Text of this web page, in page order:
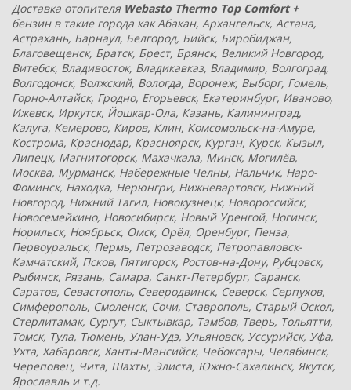
Доставка отопителя Webasto Thermo Top Comfort +
бензин в такие города как Абакан, Архангельск, Астана,
Астрахань, Барнаул, Белгород, Бийск, Биробиджан,
Благовещенск, Братск, Брест, Брянск, Великий Новгород,
Витебск, Владивосток, Владикавказ, Владимир, Волгоград,
Волгодонск, Волжский, Вологда, Воронеж, Выборг, Гомель,
Горно-Алтайск, Гродно, Егорьевск, Екатеринбург, Иваново,
Ижевск, Иркутск, Йошкар-Ола, Казань, Калининград,
Калуга, Кемерово, Киров, Клин, Комсомольск-на-Амуре,
Кострома, Краснодар, Красноярск, Курган, Курск, Кызыл,
Липецк, Магнитогорск, Махачкала, Минск, Могилёв,
Москва, Мурманск, Набережные Челны, Нальчик, Наро-
Фоминск, Находка, Нерюнгри, Нижневартовск, Нижний
Новгород, Нижний Тагил, Новокузнецк, Новороссийск,
Новосемейкино, Новосибирск, Новый Уренгой, Ногинск,
Норильск, Ноябрьск, Омск, Орёл, Оренбург, Пенза,
Первоуральск, Пермь, Петрозаводск, Петропавловск-
Камчатский, Псков, Пятигорск, Ростов-на-Дону, Рубцовск,
Рыбинск, Рязань, Самара, Санкт-Петербург, Саранск,
Саратов, Севастополь, Северодвинск, Северск, Серпухов,
Симферополь, Смоленск, Сочи, Ставрополь, Старый Оскол,
Стерлитамак, Сургут, Сыктывкар, Тамбов, Тверь, Тольятти,
Томск, Тула, Тюмень, Улан-Удэ, Ульяновск, Уссурийск, Уфа,
Ухта, Хабаровск, Ханты-Мансийск, Чебоксары, Челябинск,
Череповец, Чита, Шахты, Элиста, Южно-Сахалинск, Якутск,
Ярославль и т.д.